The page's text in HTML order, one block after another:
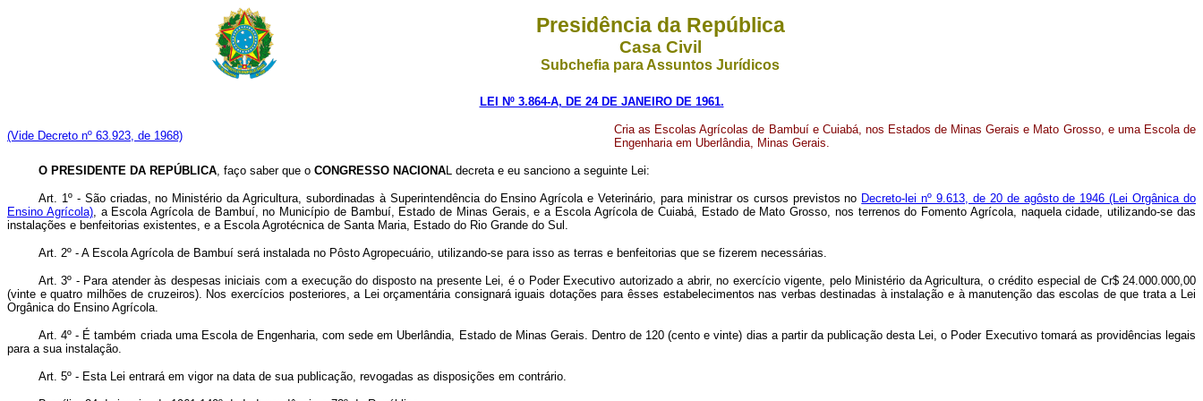
Presidência da República
Casa Civil
Subchefia para Assuntos Jurídicos
LEI Nº 3.864-A, DE 24 DE JANEIRO DE 1961.
(Vide Decreto nº 63.923, de 1968)
Cria as Escolas Agrícolas de Bambuí e Cuiabá, nos Estados de Minas Gerais e Mato Grosso, e uma Escola de
Engenharia em Uberlândia, Minas Gerais.
O PRESIDENTE DA REPÚBLICA, faço saber que o CONGRESSO NACIONAL decreta e eu sanciono a seguinte Lei:
Art. 1º - São criadas, no Ministério da Agricultura, subordinadas à Superintendência do Ensino Agrícola e Veterinário, para ministrar os cursos previstos no Decreto-lei nº 9.613, de 20 de agôsto de 1946 (Lei Orgânica do
Ensino Agrícola), a Escola Agrícola de Bambuí, no Município de Bambuí, Estado de Minas Gerais, e a Escola Agrícola de Cuiabá, Estado de Mato Grosso, nos terrenos do Fomento Agrícola, naquela cidade, utilizando-se das
instalações e benfeitorias existentes, e a Escola Agrotécnica de Santa Maria, Estado do Rio Grande do Sul.
Art. 2º - A Escola Agrícola de Bambuí será instalada no Pôsto Agropecuário, utilizando-se para isso as terras e benfeitorias que se fizerem necessárias.
Art. 3º - Para atender às despesas iniciais com a execução do disposto na presente Lei, é o Poder Executivo autorizado a abrir, no exercício vigente, pelo Ministério da Agricultura, o crédito especial de Cr$ 24.000.000,00
(vinte e quatro milhões de cruzeiros). Nos exercícios posteriores, a Lei orçamentária consignará iguais dotações para êsses estabelecimentos nas verbas destinadas à instalação e à manutenção das escolas de que trata a Lei
Orgânica do Ensino Agrícola.
Art. 4º - É também criada uma Escola de Engenharia, com sede em Uberlândia, Estado de Minas Gerais. Dentro de 120 (cento e vinte) dias a partir da publicação desta Lei, o Poder Executivo tomará as providências legais
para a sua instalação.
Art. 5º - Esta Lei entrará em vigor na data de sua publicação, revogadas as disposições em contrário.